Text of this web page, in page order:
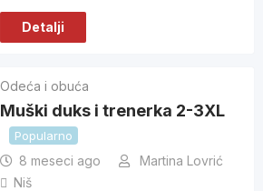
Detalji
Odeća i obuća
Muški duks i trenerka 2-3XL
Popularno
8 meseci ago
Martina Lovrić
Niš